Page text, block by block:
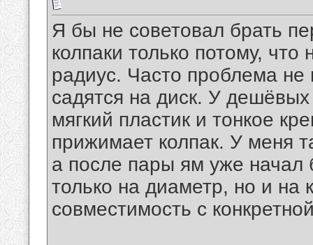
Я бы не советовал брать
колпаки только потому,
радиус. Часто проблема
садятся на диск. У
мягкий пластик и тонкое
прижимает колпак. У меня
а после пары ям уже начал
только на диаметр, но и на
совместимость с